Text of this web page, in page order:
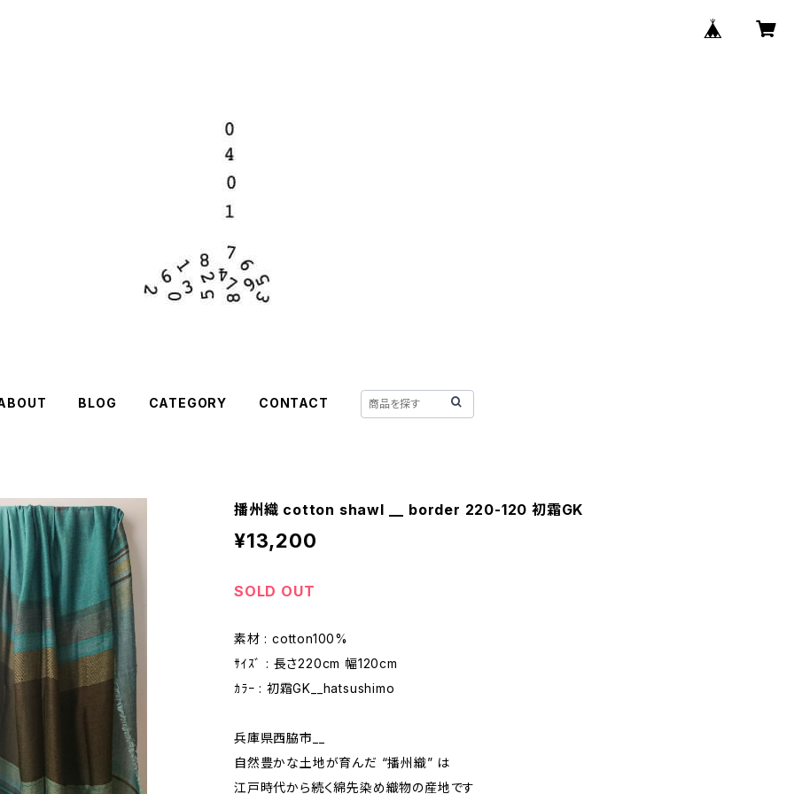
BLOG CATEGORY CONTACT
播州織 cotton shawl __ border 220-120 初霜GK
¥13,200
SOLD OUT
素材 : cotton100%
ｻｲｽﾞ : 長さ220cm 幅120cm
ｶﾗｰ : 初霜GK__hatsushimo
兵庫県西脇市__
自然豊かな土地が育んだ “播州織” は
江戸時代から続く綿先染め織物の産地です